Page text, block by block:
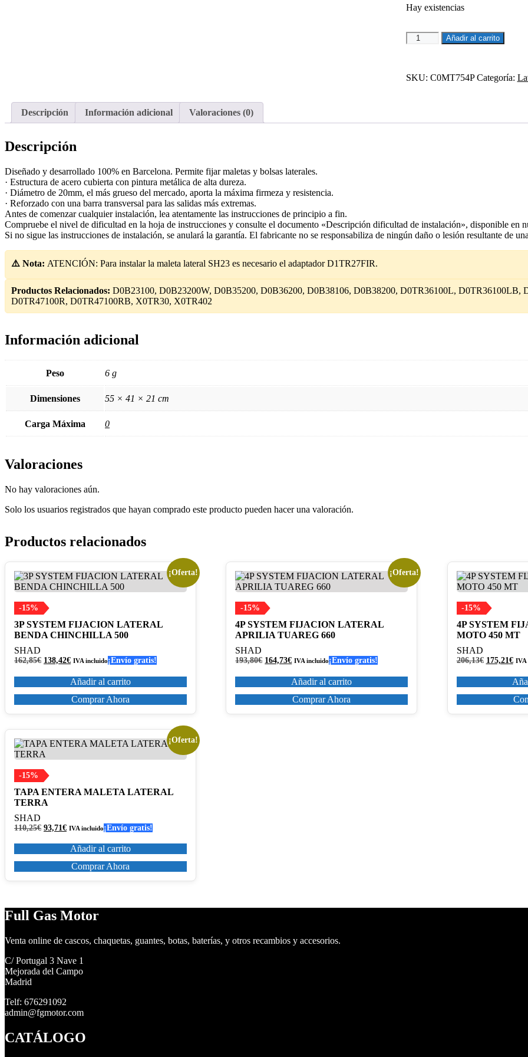
217,54€.
Hay existencias
4P
SYSTEM
CF
cantidad
Añadir al carrito
SKU: C0MT754P Categoría:
Descripción Información adicional Valoraciones (0)
Descripción
Diseñado y desarrollado 100% en Barcelona. Permite fijar maletas y bolsas laterales.
· Estructura de acero cubierta con pintura metálica de alta dureza.
· Diámetro de 20mm, el más grueso del mercado, aporta la máxima firmeza y resistencia.
· Reforzado con una barra transversal para las salidas más extremas.
Antes de comenzar cualquier instalación, lea atentamente las instrucciones de principio a fin.
Compruebe el nivel de dificultad en la hoja de instrucciones y consulte el documento «Descripción dificultad de instalación», disponible en
Si no sigue las instrucciones de instalación, se anulará la garantía. El fabricante no se responsabiliza de ningún daño o lesión resultante de
⚠️ Nota: ATENCIÓN: Para instalar la maleta lateral SH23 es necesario el adaptador D1TR27FIR.
Productos Relacionados: D0B23100, D0B23200W, D0B35200, D0B36200, D0B38106, D0B38200, D0TR36100L,
D0TR47100R, D0TR47100RB, X0TR30, X0TR402
Información adicional
Peso 6 g
Dimensiones 55 × 41 × 21 cm
Carga Máxima 0
Valoraciones
No hay valoraciones aún.
Solo los usuarios registrados que hayan comprado este producto pueden hacer una valoración.
Productos relacionados
¡Oferta!
-15%
3P SYSTEM FIJACION LATERAL
BENDA CHINCHILLA 500
SHAD
162,85€ El
original
era:
162,85€.
138,42€El
actual
es:
138,42€.
IVA incluido¡Envío gratis!
Añadir al carrito
Comprar Ahora
¡Oferta!
-15%
4P SYSTEM FIJACION LATERAL
APRILIA TUAREG 660
SHAD
193,80€ El
original
era:
193,80€.
164,73€El
actual
es:
164,73€.
IVA incluido¡Envío gratis!
Añadir al carrito
Comprar Ahora
-15%
4P SYSTEM
MOTO 450 MT
SHAD
206,13€ El
original
era:
206,13€.
175,21€El
es:
IVA
¡Oferta!
-15%
TAPA ENTERA MALETA LATERAL
TERRA
SHAD
110,25€ El
original
era:
110,25€.
93,71€El
actual
es:
93,71€.
IVA incluido¡Envío gratis!
Añadir al carrito
Comprar Ahora
Full Gas Motor
Venta online de cascos, chaquetas, guantes, botas, baterías, y otros recambios y accesorios.
C/ Portugal 3 Nave 1
Mejorada del Campo
Madrid
Telf: 676291092
admin@fgmotor.com
CATÁLOGO